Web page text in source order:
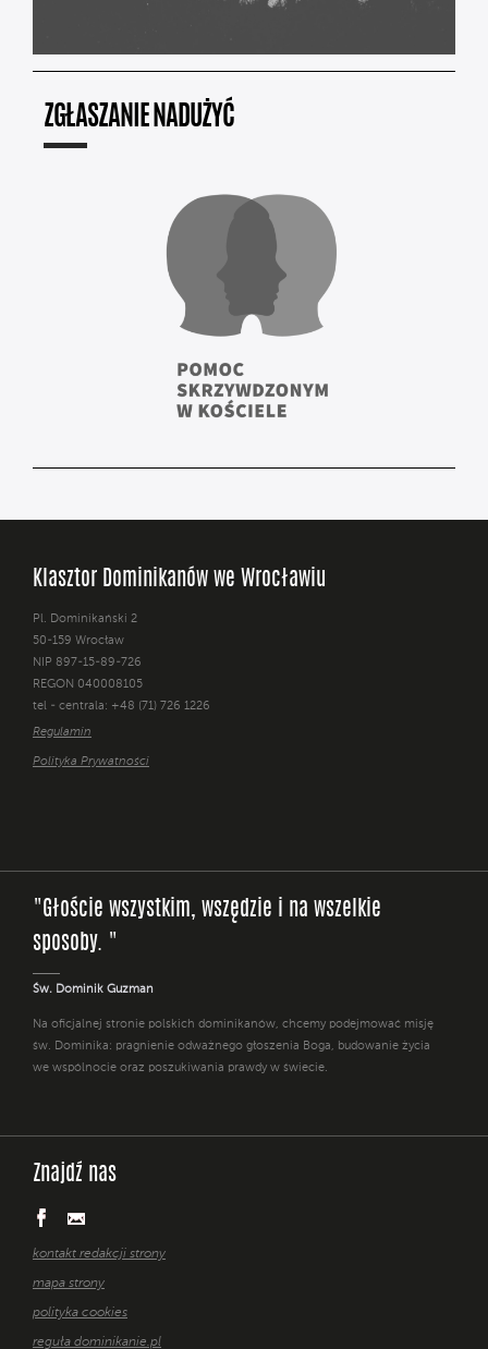
ZGŁASZANIE NADUŻYĆ
Klasztor Dominikanów we Wrocławiu
Pl. Dominikański 2
50-159 Wrocław
NIP 897-15-89-726
REGON 040008105
tel - centrala: +48 (71) 726 1226
Regulamin
Polityka Prywatności
"Głoście wszystkim, wszędzie i na wszelkie
sposoby. "
Św. Dominik Guzman
Na oficjalnej stronie polskich dominikanów, chcemy podejmować misję
św. Dominika: pragnienie odważnego głoszenia Boga, budowanie życia
we wspólnocie oraz poszukiwania prawdy w świecie.
Znajdź nas
kontakt redakcji strony
mapa strony
polityka cookies
reguła dominikanie.pl